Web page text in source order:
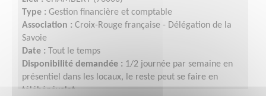
Type : Gestion financière et comptable
Association : Croix-Rouge française - Délégation de la
Savoie
Date : Tout le temps
Disponibilité demandée : 1/2 journée par semaine en
présentiel dans les locaux, le reste peut se faire en
télébénévolat.